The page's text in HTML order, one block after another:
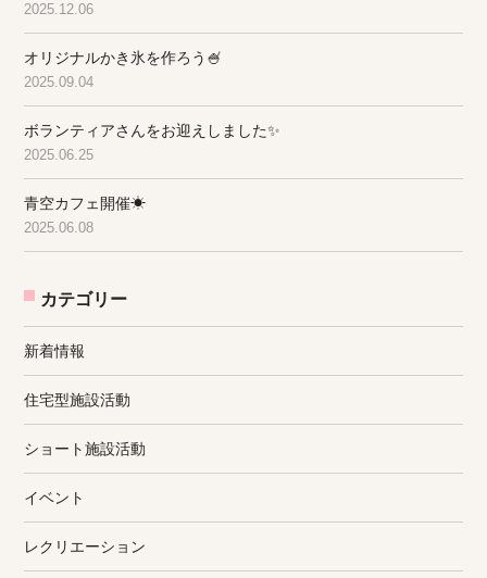
2025.12.06
オリジナルかき氷を作ろう🍧
2025.09.04
ボランティアさんをお迎えしました✨
2025.06.25
青空カフェ開催☀
2025.06.08
カテゴリー
新着情報
住宅型施設活動
ショート施設活動
イベント
レクリエーション